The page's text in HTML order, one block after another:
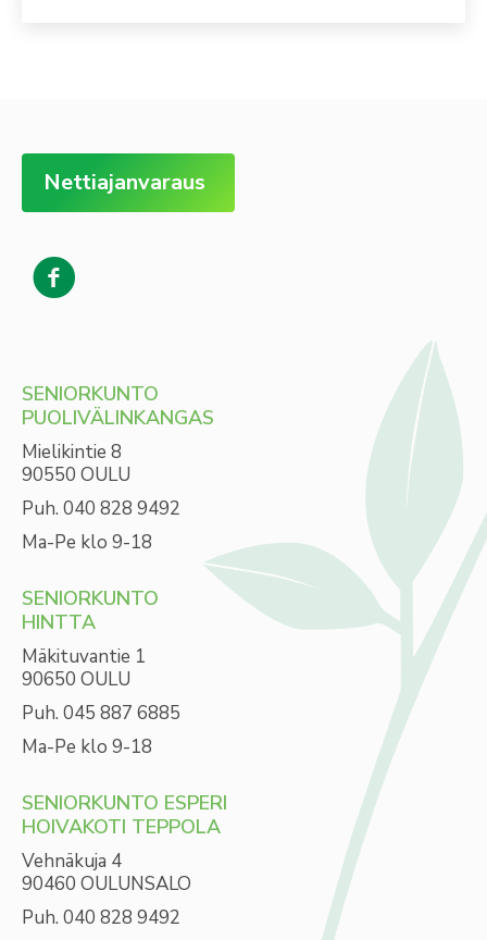
Nettiajanvaraus
SENIORKUNTO
PUOLIVÄLINKANGAS
Mielikintie 8
90550 OULU
Puh. 040 828 9492
Ma-Pe klo 9-18
SENIORKUNTO
HINTTA
Mäkituvantie 1
90650 OULU
Puh. 045 887 6885
Ma-Pe klo 9-18
SENIORKUNTO ESPERI
HOIVAKOTI TEPPOLA
Vehnäkuja 4
90460 OULUNSALO
Puh. 040 828 9492